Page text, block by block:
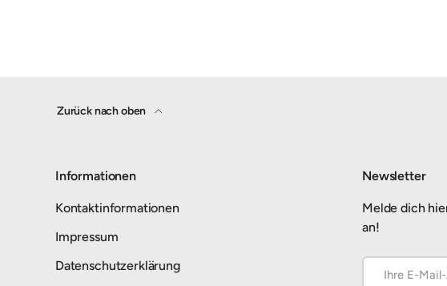
Zurück nach oben
Informationen
Kontaktinformationen
Impressum
Datenschutzerklärung
Newsletter
Melde dich
an!